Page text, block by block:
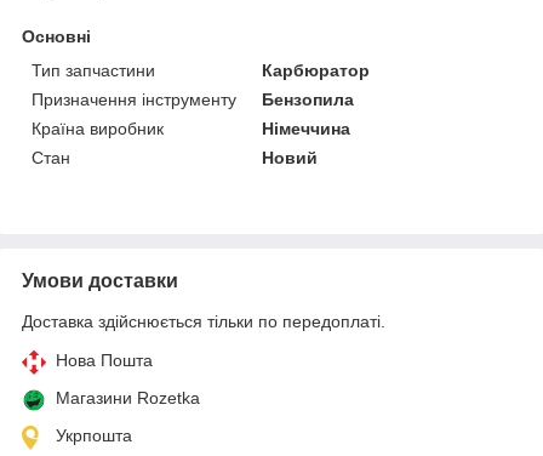
Основні
Тип запчастини
Карбюратор
Призначення інструменту
Бензопила
Країна виробник
Німеччина
Стан
Новий
Умови доставки
Доставка здійснюється тільки по передоплаті.
Нова Пошта
Магазини Rozetka
Укрпошта